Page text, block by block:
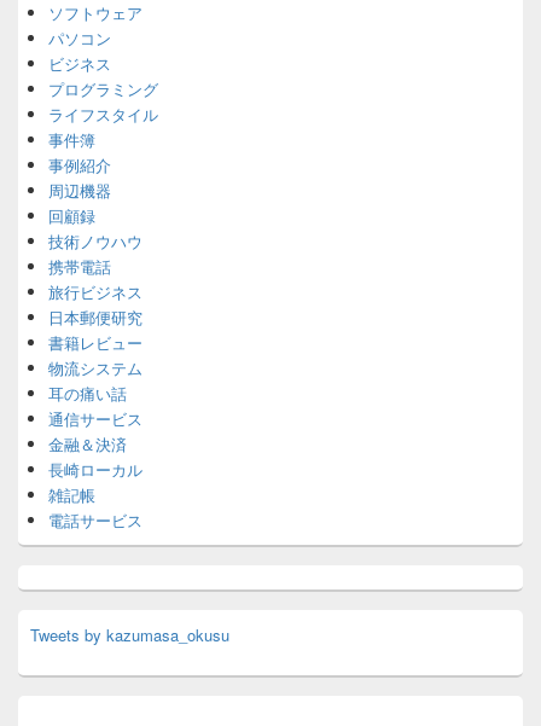
ソフトウェア
パソコン
ビジネス
プログラミング
ライフスタイル
事件簿
事例紹介
周辺機器
回顧録
技術ノウハウ
携帯電話
旅行ビジネス
日本郵便研究
書籍レビュー
物流システム
耳の痛い話
通信サービス
金融＆決済
長崎ローカル
雑記帳
電話サービス
Tweets by kazumasa_okusu